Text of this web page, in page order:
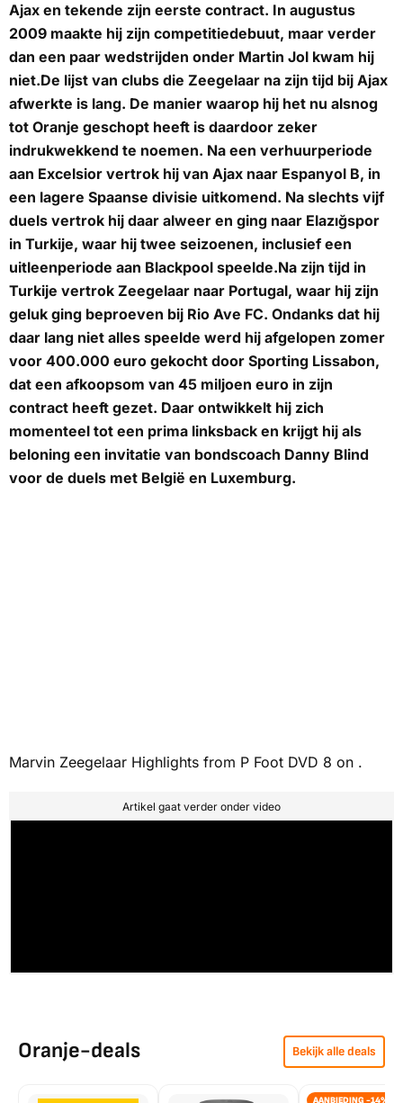
Ajax en tekende zijn eerste contract. In augustus
2009 maakte hij zijn competitiedebuut, maar verder
dan een paar wedstrijden onder Martin Jol kwam hij
niet.De lijst van clubs die Zeegelaar na zijn tijd bij Ajax
afwerkte is lang. De manier waarop hij het nu alsnog
tot Oranje geschopt heeft is daardoor zeker
indrukwekkend te noemen. Na een verhuurperiode
aan Excelsior vertrok hij van Ajax naar Espanyol B, in
een lagere Spaanse divisie uitkomend. Na slechts vijf
duels vertrok hij daar alweer en ging naar Elazığspor
in Turkije, waar hij twee seizoenen, inclusief een
uitleenperiode aan Blackpool speelde.Na zijn tijd in
Turkije vertrok Zeegelaar naar Portugal, waar hij zijn
geluk ging beproeven bij Rio Ave FC. Ondanks dat hij
daar lang niet alles speelde werd hij afgelopen zomer
voor 400.000 euro gekocht door Sporting Lissabon,
dat een afkoopsom van 45 miljoen euro in zijn
contract heeft gezet. Daar ontwikkelt hij zich
momenteel tot een prima linksback en krijgt hij als
beloning een invitatie van bondscoach Danny Blind
voor de duels met België en Luxemburg.
Marvin Zeegelaar Highlights from P Foot DVD 8 on .
Artikel gaat verder onder video
Oranje-deals Bekijk alle deals
AANBIEDING -14%